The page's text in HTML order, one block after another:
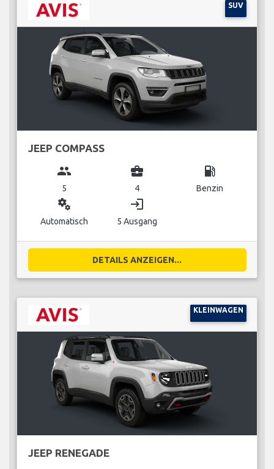
SUV
JEEP COMPASS
group
5
business_center
4
local_gas_station
Benzin
miscellaneous_services
Automatisch
login
5 Ausgang
DETAILS ANZEIGEN...
KLEINWAGEN
JEEP RENEGADE